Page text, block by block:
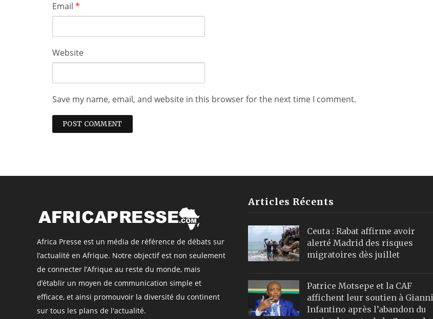
Email *
Website
Save my name, email, and website in this browser for the next time I comment.
Africa Presse est un média de référence de débats sur
l’actualité en Afrique. Notre objectif est non seulement
de connecter l’Afrique au reste du monde, mais
d’établir un moyen de communication simple et
efficace, et ainsi promouvoir la diversité du continent
sur tous les plans de l'actualité.
Articles Récents
Ceuta : Rabat affirme avoir
alerté Madrid des risques
migratoires dès juillet
Patrice Motsepe et la CAF
affichent leur soutien à Gianni
Infantino après l’abandon du